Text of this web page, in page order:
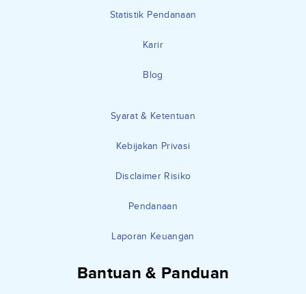
Statistik Pendanaan
Karir
Blog
Syarat & Ketentuan
Kebijakan Privasi
Disclaimer Risiko
Pendanaan
Laporan Keuangan
Bantuan & Panduan